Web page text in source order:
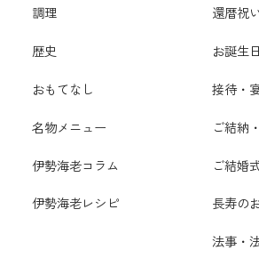
調理
歴史
おもてなし
名物メニュー
伊勢海老コラム
伊勢海老レシピ
還暦祝
お誕生日
接待・
ご結納
ご結婚
長寿の
法事・